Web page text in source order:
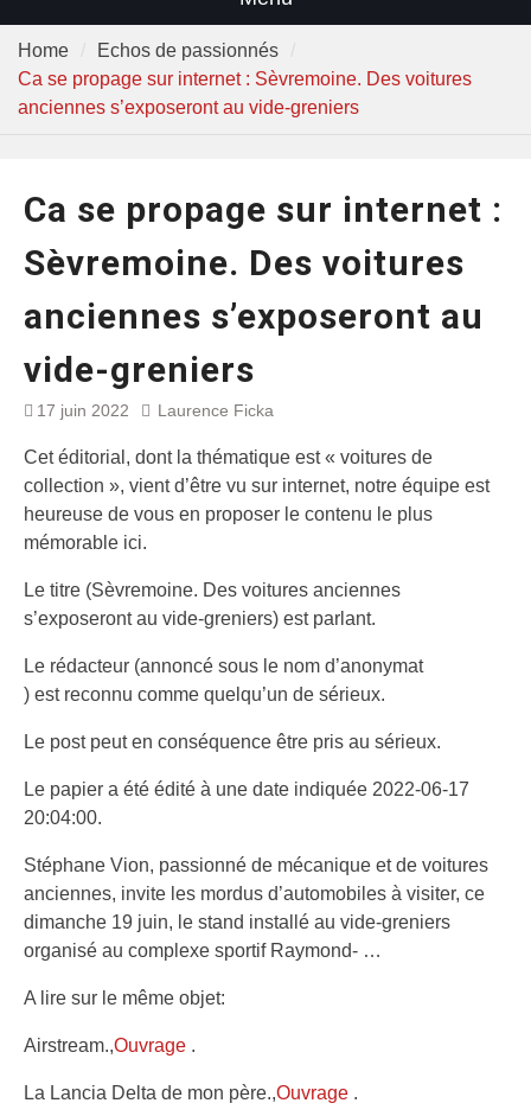
Home
Echos de passionnés
Ca se propage sur internet : Sèvremoine. Des voitures
anciennes s’exposeront au vide-greniers
Ca se propage sur internet :
Sèvremoine. Des voitures
anciennes s’exposeront au
vide-greniers
17 juin 2022 Laurence Ficka
Cet éditorial, dont la thématique est « voitures de
collection », vient d’être vu sur internet, notre équipe est
heureuse de vous en proposer le contenu le plus
mémorable ici.
Le titre (Sèvremoine. Des voitures anciennes
s’exposeront au vide-greniers) est parlant.
Le rédacteur (annoncé sous le nom d’anonymat
) est reconnu comme quelqu’un de sérieux.
Le post peut en conséquence être pris au sérieux.
Le papier a été édité à une date indiquée 2022-06-17
20:04:00.
Stéphane Vion, passionné de mécanique et de voitures
anciennes, invite les mordus d’automobiles à visiter, ce
dimanche 19 juin, le stand installé au vide-greniers
organisé au complexe sportif Raymond- …
A lire sur le même objet:
Airstream.,Ouvrage .
La Lancia Delta de mon père.,Ouvrage .